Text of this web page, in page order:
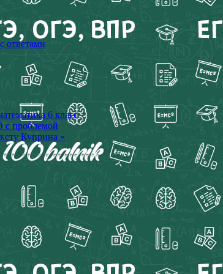
ответами
6 класс
с проблемой
Куприна »